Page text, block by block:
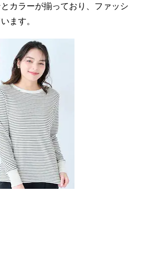
カラーが揃っており、ファッシ
ます。